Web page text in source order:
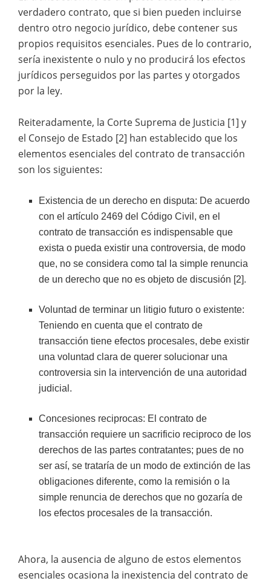
verdadero contrato, que si bien pueden incluirse
dentro otro negocio jurídico, debe contener sus
propios requisitos esenciales. Pues de lo contrario,
sería inexistente o nulo y no producirá los efectos
jurídicos perseguidos por las partes y otorgados
por la ley.
Reiteradamente, la Corte Suprema de Justicia [1] y
el Consejo de Estado [2] han establecido que los
elementos esenciales del contrato de transacción
son los siguientes:
Existencia de un derecho en disputa: De acuerdo
con el artículo 2469 del Código Civil, en el
contrato de transacción es indispensable que
exista o pueda existir una controversia, de modo
que, no se considera como tal la simple renuncia
de un derecho que no es objeto de discusión [2].
Voluntad de terminar un litigio futuro o existente:
Teniendo en cuenta que el contrato de
transacción tiene efectos procesales, debe existir
una voluntad clara de querer solucionar una
controversia sin la intervención de una autoridad
judicial.
Concesiones reciprocas: El contrato de
transacción requiere un sacrificio reciproco de los
derechos de las partes contratantes; pues de no
ser así, se trataría de un modo de extinción de las
obligaciones diferente, como la remisión o la
simple renuncia de derechos que no gozaría de
los efectos procesales de la transacción.
Ahora, la ausencia de alguno de estos elementos
esenciales ocasiona la inexistencia del contrato de